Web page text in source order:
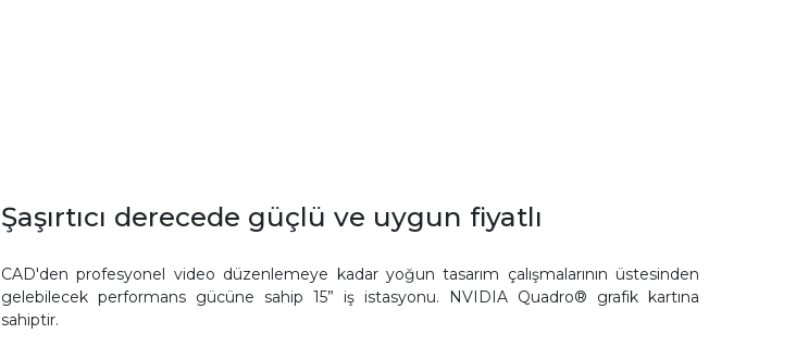
Şaşırtıcı derecede güçlü ve uygun fiyatlı
CAD'den profesyonel video düzenlemeye kadar yoğun tasarım çalışmalarının üstesinden
gelebilecek performans gücüne sahip 15” iş istasyonu. NVIDIA Quadro® grafik kartına
sahiptir.